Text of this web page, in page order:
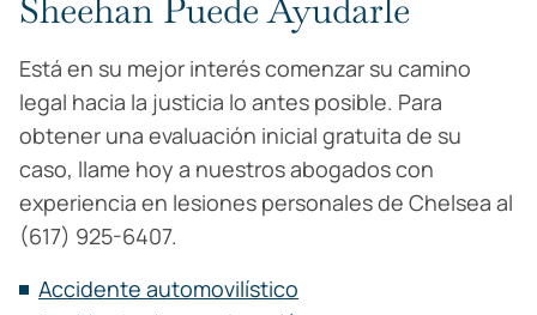
Sheehan Puede Ayudarle
Está en su mejor interés comenzar su camino
legal hacia la justicia lo antes posible. Para
obtener una evaluación inicial gratuita de su
caso, llame hoy a nuestros abogados con
experiencia en lesiones personales de Chelsea al
(617) 925-6407.
Accidente automovilístico